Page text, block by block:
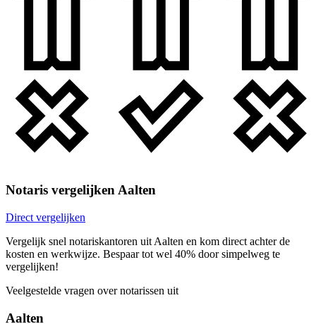
Notaris vergelijken Aalten
Direct vergelijken
Vergelijk snel notariskantoren uit Aalten en kom direct achter de
kosten en werkwijze. Bespaar tot wel 40% door simpelweg te
vergelijken!
Veelgestelde vragen over notarissen uit
Aalten